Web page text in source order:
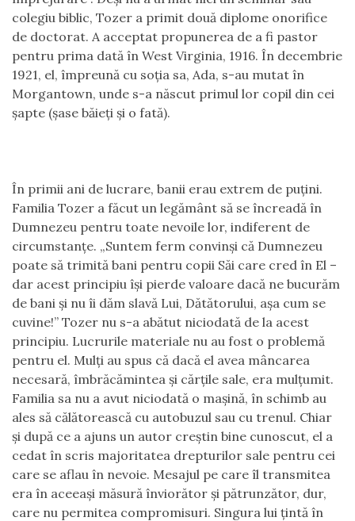
colegiu biblic, Tozer a primit două diplome onorifice
de doctorat. A acceptat propunerea de a fi pastor
pentru prima dată în West Virginia, 1916. În decembrie
1921, el, împreună cu soţia sa, Ada, s-au mutat în
Morgantown, unde s-a născut primul lor copil din cei
şapte (şase băieţi şi o fată).
În primii ani de lucrare, banii erau extrem de puţini.
Familia Tozer a făcut un legământ să se încreadă în
Dumnezeu pentru toate nevoile lor, indiferent de
circumstanţe. „Suntem ferm convinşi că Dumnezeu
poate să trimită bani pentru copii Săi care cred în El –
dar acest principiu îşi pierde valoare dacă ne bucurăm
de bani şi nu îi dăm slavă Lui, Dătătorului, aşa cum se
cuvine!” Tozer nu s-a abătut niciodată de la acest
principiu. Lucrurile materiale nu au fost o problemă
pentru el. Mulţi au spus că dacă el avea mâncarea
necesară, îmbrăcămintea şi cărţile sale, era mulţumit.
Familia sa nu a avut niciodată o maşină, în schimb au
ales să călătorească cu autobuzul sau cu trenul. Chiar
şi după ce a ajuns un autor creştin bine cunoscut, el a
cedat în scris majoritatea drepturilor sale pentru cei
care se aflau în nevoie. Mesajul pe care îl transmitea
era în aceeaşi măsură înviorător şi pătrunzător, dur,
care nu permitea compromisuri. Singura lui ţintă în